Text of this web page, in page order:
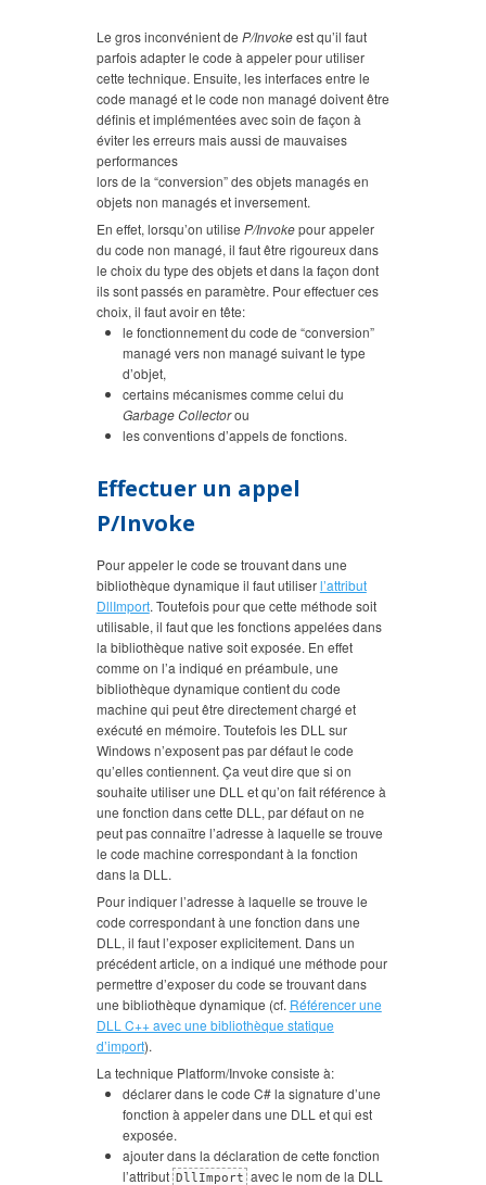
Le gros inconvénient de P/Invokeest qu’il faut
parfois adapter le code à appeler pour utiliser
cette technique. Ensuite, les interfaces entre le
code managé et le code non managé doivent être
définis et implémentées avec soin de façon à
éviter les erreurs mais aussi de mauvaises
performances
lors de la “conversion” des objets managés en
objets non managés et inversement.
En effet, lorsqu’on utilise P/Invokepour appeler
du code non managé, il faut être rigoureux dans
le choix du type des objets et dans la façon dont
ils sont passés en paramètre. Pour effectuer ces
choix, il faut avoir en tête:
le fonctionnement du code de “conversion”
managé vers non managé suivant le type
d’objet,
certains mécanismes comme celui du
Garbage Collectorou
les conventions d’appels de fonctions.
Effectuer un appel
P/Invoke
Pour appeler le code se trouvant dans une
bibliothèque dynamique il faut utiliserl’attribut
DllImport. Toutefois pour que cette méthode soit
utilisable, il faut que les fonctions appelées dans
la bibliothèque native soit exposée. En effet
comme on l’a indiqué en préambule, une
bibliothèque dynamique contient du code
machine qui peut être directement chargé et
exécuté en mémoire. Toutefois les DLL sur
Windows n’exposent pas par défaut le code
qu’elles contiennent. Ça veut dire que si on
souhaite utiliser une DLL et qu’on fait référence à
une fonction dans cette DLL, par défaut on ne
peut pas connaître l’adresse à laquelle se trouve
le code machine correspondant à la fonction
dans la DLL.
Pour indiquer l’adresse à laquelle se trouve le
code correspondant à une fonction dans une
DLL, il faut l’exposer explicitement. Dans un
précédent article, on a indiqué une méthode pour
permettre d’exposer du code se trouvant dans
une bibliothèque dynamique (cf. Référencer une
DLL C++ avec une bibliothèque statique
d’import).
La technique Platform/Invoke consiste à:
déclarer dans le code C# la signature d’une
fonction à appeler dans une DLL et qui est
exposée.
ajouter dans la déclaration de cette fonction
l’attribut DllImport avec le nom de la DLL